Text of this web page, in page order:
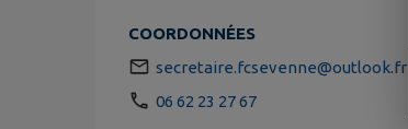
COORDONNÉES
secretaire.fcsevenne@outlook.fr
06 62 23 27 67